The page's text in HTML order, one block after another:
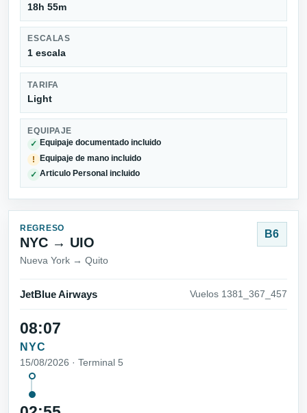
18h 55m
ESCALAS
1 escala
TARIFA
Light
EQUIPAJE
✓ Equipaje documentado incluido
! Equipaje de mano incluido
✓ Articulo Personal incluido
REGRESO
NYC → UIO
Nueva York → Quito
B6
JetBlue Airways Vuelos 1381_367_457
08:07
NYC
15/08/2026 · Terminal 5